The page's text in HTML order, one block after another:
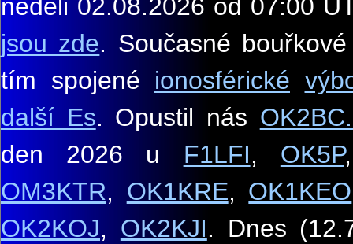
neděli 02.08.2026 od 07:00
jsou zde. Současné
tím spojené ionosférické
další Es. Opustil nás
den 2026 u F1LFI, OK5P
OM3KTR, OK1KRE, OK1KEO
OK2KOJ, OK2KJI. Dnes